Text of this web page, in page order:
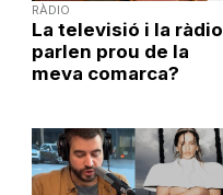
RÀDIO
La televisió i la ràdio
parlen prou de la
meva comarca?